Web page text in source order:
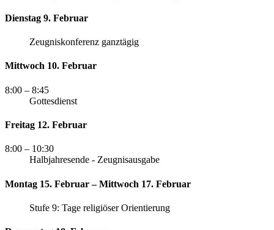
Dienstag 9. Februar
Zeugniskonferenz ganztägig
Mittwoch 10. Februar
8:00 – 8:45
Gottesdienst
Freitag 12. Februar
8:00 – 10:30
Halbjahresende - Zeugnisausgabe
Montag 15. Februar – Mittwoch 17. Februar
Stufe 9: Tage religiöser Orientierung